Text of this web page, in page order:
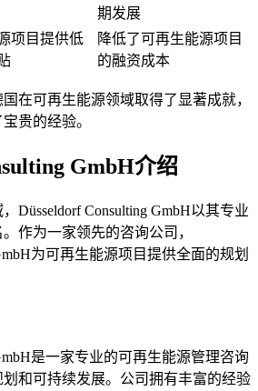
期发展
项目提供低
降低了可再生能源项目
的融资成本
在可再生能源领域取得了显著成就，
贵的经验。
GmbH介绍
Düsseldorf Consulting GmbH以其专业
作为一家领先的咨询公司，
为可再生能源项目提供全面的规划
是一家专业的可再生能源管理咨询
和可持续发展。公司拥有丰富的经验